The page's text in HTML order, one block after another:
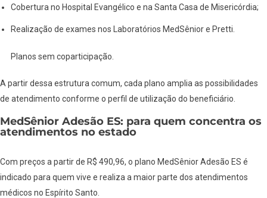
Cobertura no Hospital Evangélico e na Santa Casa de Misericórdia;
Realização de exames nos Laboratórios MedSênior e Pretti.
Planos sem coparticipação.
A partir dessa estrutura comum, cada plano amplia as possibilidades
de atendimento conforme o perfil de utilização do beneficiário.
MedSênior Adesão ES: para quem concentra os
atendimentos no estado
Com preços a partir de R$ 490,96, o plano MedSênior Adesão ES é
indicado para quem vive e realiza a maior parte dos atendimentos
médicos no Espírito Santo.